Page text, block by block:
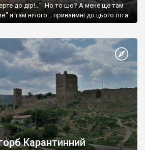
до дір!..." Но то шо? А мене ще там
я там нічого... принаймні до цього літа.
Карантинний